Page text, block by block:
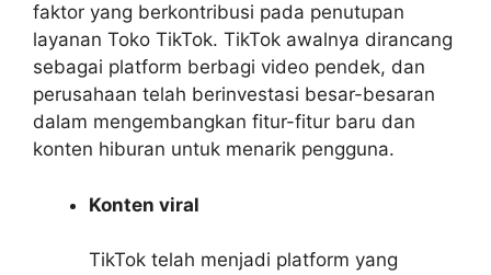
faktor yang berkontribusi pada penutupan
layanan Toko TikTok. TikTok awalnya dirancang
sebagai platform berbagi video pendek, dan
perusahaan telah berinvestasi besar-besaran
dalam mengembangkan fitur-fitur baru dan
konten hiburan untuk menarik pengguna.
Konten viral
TikTok telah menjadi platform yang